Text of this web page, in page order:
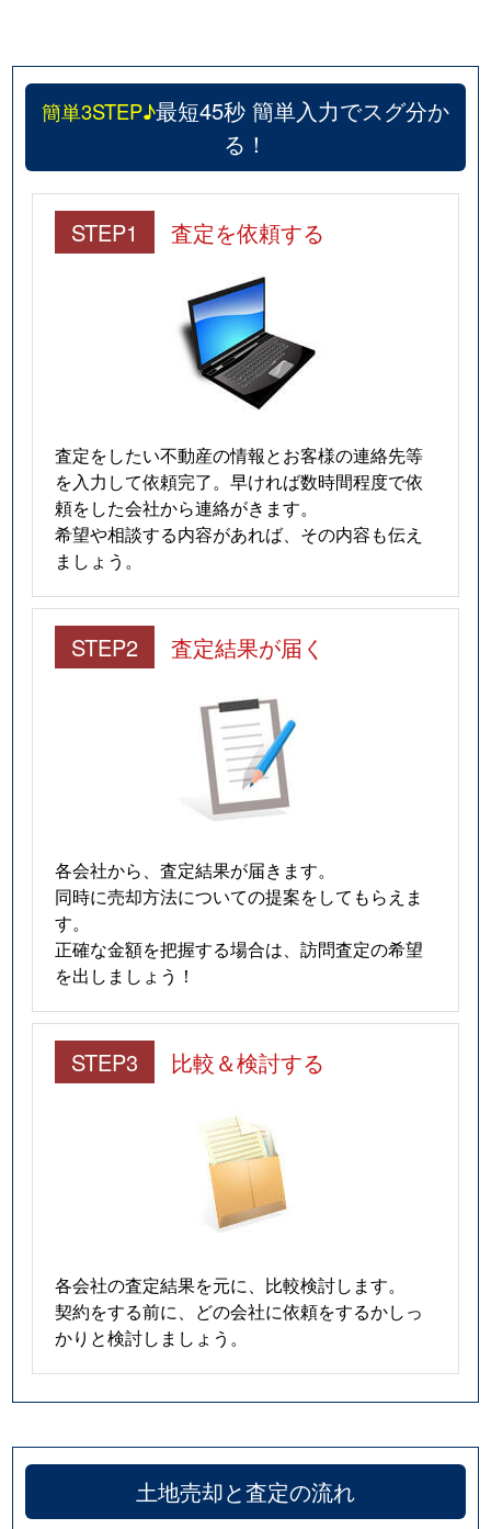
簡単3STEP♪最短45秒 簡単入力でスグ分か
る！
STEP1 査定を依頼する
査定をしたい不動産の情報とお客様の連絡先等
を入力して依頼完了。早ければ数時間程度で依
頼をした会社から連絡がきます。
希望や相談する内容があれば、その内容も伝え
ましょう。
STEP2 査定結果が届く
各会社から、査定結果が届きます。
同時に売却方法についての提案をしてもらえま
す。
正確な金額を把握する場合は、訪問査定の希望
を出しましょう！
STEP3 比較＆検討する
各会社の査定結果を元に、比較検討します。
契約をする前に、どの会社に依頼をするかしっ
かりと検討しましょう。
土地売却と査定の流れ